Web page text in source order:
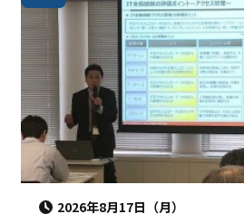
2026年8月17日（月）